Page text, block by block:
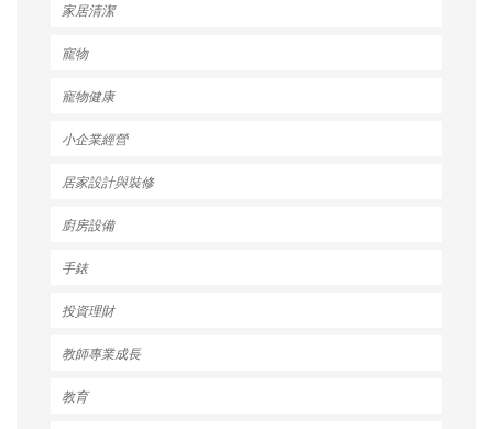
家居清潔
寵物
寵物健康
小企業經營
居家設計與裝修
廚房設備
手錶
投資理財
教師專業成長
教育